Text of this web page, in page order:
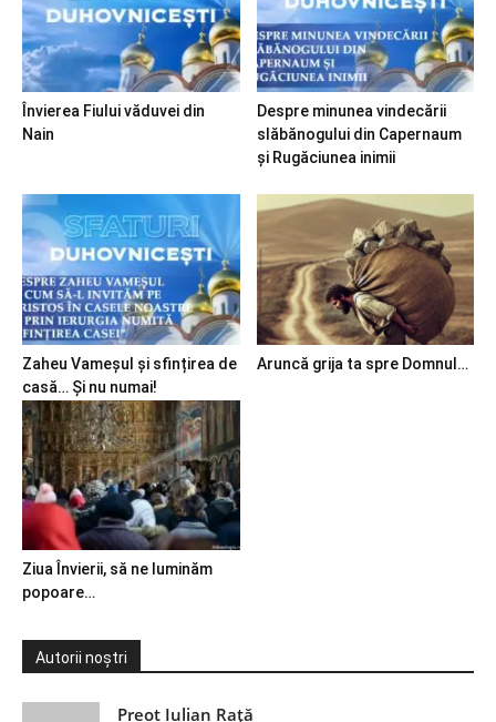
Învierea Fiului văduvei din
Nain
Despre minunea vindecării
slăbănogului din Capernaum
și Rugăciunea inimii
Zaheu Vameșul și sfințirea de
casă… Și nu numai!
Aruncă grija ta spre Domnul…
Ziua Învierii, să ne luminăm
popoare…
Autorii noștri
Preot Iulian Raţă